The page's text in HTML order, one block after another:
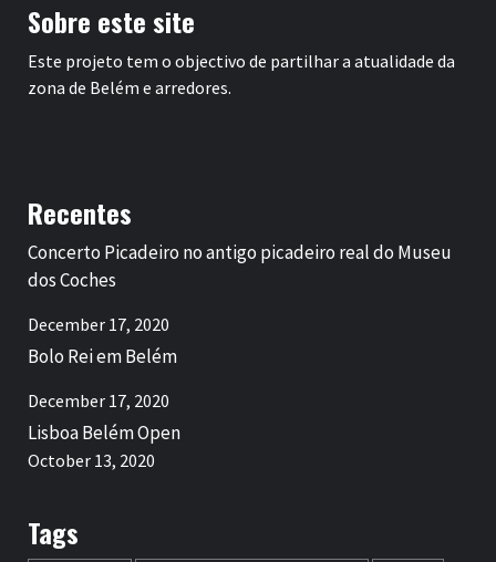
Sobre este site
Este projeto tem o objectivo de partilhar a atualidade da
zona de Belém e arredores.
Recentes
Concerto Picadeiro no antigo picadeiro real do Museu
dos Coches
December 17, 2020
Bolo Rei em Belém
December 17, 2020
Lisboa Belém Open
October 13, 2020
Tags